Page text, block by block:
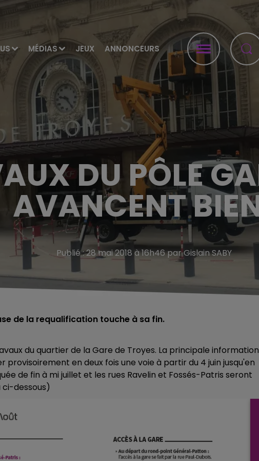
MÉDIAS JEUX ANNONCEURS
DU PÔLE
AVANCENT
Publié : 28 mai 2018 à 16h46 par Gislain SABY
de la requalification touche à sa fin.
du quartier de la Gare de Troyes. La principale
en deux fois une voie à partir du 4 juin jusqu'en
de fin à mi juillet et les rues Ravelin et Fossés-Patris seront
dessous)